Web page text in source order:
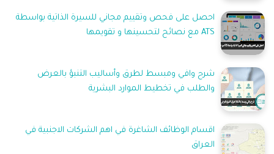
احصل على فحص وتقييم مجاني للسيرة الذاتية بواسطة
ATS مع نصائح لتحسينها و تقويمها
شرح وافي ومبسط لطرق وأساليب التنبؤ بالعرض
والطلب في تخطيط الموارد البشرية
اقسام الوظائف الشاغرة في اهم الشركات الاجنبية في
العراق